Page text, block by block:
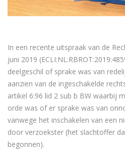
In een recente uitspraak van de
juni 2019
deelgeschil of sprake was van
aanzien van de ingeschakelde
artikel 6:96 lid 2 sub b BW waarbij
orde was of er sprake was van
vanwege het inschakelen van een
door verzoekster (het slachtoffer
begonnen).